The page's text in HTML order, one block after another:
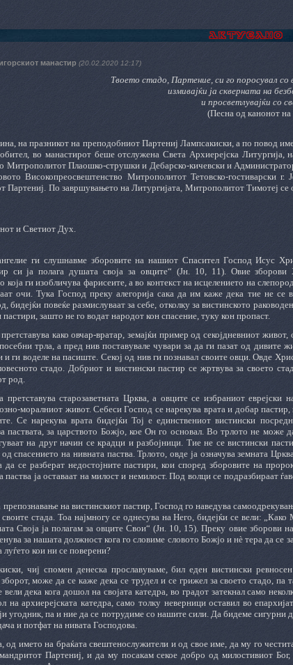
манастир (20.02.2020 12:17)
Твоето стадо, Партение, си го поросувал
измивајќи ја скверната на
и просветлувајќи со
(Песна од канонот
на празникот на преподобниот Партениј Лампсакиски, а по повод
во манастирот беше отслужена Света Архиерејска Литургија,
Митрополитот Плаошко-струшки и Дебарско-кичевски и
Високопреосвештенство Митрополитот Тетовско-гостиварски г.
Партениј. По завршувањето на Литургијата, Митрополитот Тимотеј се
и Светиот Дух.
ги слушнавме зборовите на нашиот Спасител Господ Исус
си ја полага душата своја за овците“ (Јн. 10, 11). Овие зборови
која ги изобличува фарисеите, а во контекст на исцелението на
очи. Тука Господ преку алегорија сака да им каже дека тие не се
бидејќи повеќе размислуваат за себе, отколку за вистинското
зашто не го водат народот кон спасение, туку кон пропаст.
како овчар-вратар, земајќи пример од секојдневниот живот,
трла, а пред нив поставувале чувари за да ги пазат од дивите
и ги воделе на пасиште. Секој од нив ги познавал своите овци. Овде
стадо. Добриот и вистински пастир се жртвува за своето
род.
претставува старозаветната Црква, а овците се избраниот еврејски
моралниот живот. Себеси Господ се нарекува врата и добар пастир,
Се нарекува врата бидејќи Тој е единствениот вистински
паствата, за царството Божјо, кое Он го основал. Во трлото не може
на друг начин се крадци и разбојници. Тие не се вистински
спасението на нивната паства. Трлото, овде ја означува земната
се разберат недостојните пастири, кои според зборовите на
паства ја оставаат на милост и немилост. Под волци се подразбираат
препознавање на вистинскиот пастир, Господ го наведува
стада. Тоа најмногу се однесува на Него, бидејќи се вели:
Своја ја полагам за овците Свои“ (Јн. 10, 15). Преку овие зборови
за нашата должност кога го словиме словото Божјо и нè тера да се
луѓето кои ни се поверени?
чиј спомен денеска прославуваме, бил еден вистински
може да се каже дека се трудел и се грижел за своето стадо, па
вели дека кога дошол на својата катедра, во градот затекнал само
архиерејската катедра, само толку неверници оставил во
угодник, па и ние да се потрудиме со нашите сили. Да бидеме сигурни
и потфат на нивата Господова.
од името на браќата свештенослужители и од свое име, да му го
Партениј, и да му посакам секое добро од милостивиот